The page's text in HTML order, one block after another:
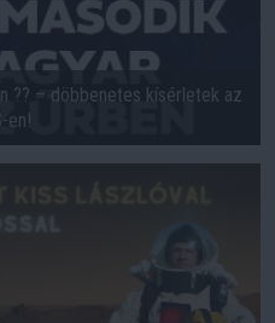
?‍? – döbbenetes kísérletek az
en!